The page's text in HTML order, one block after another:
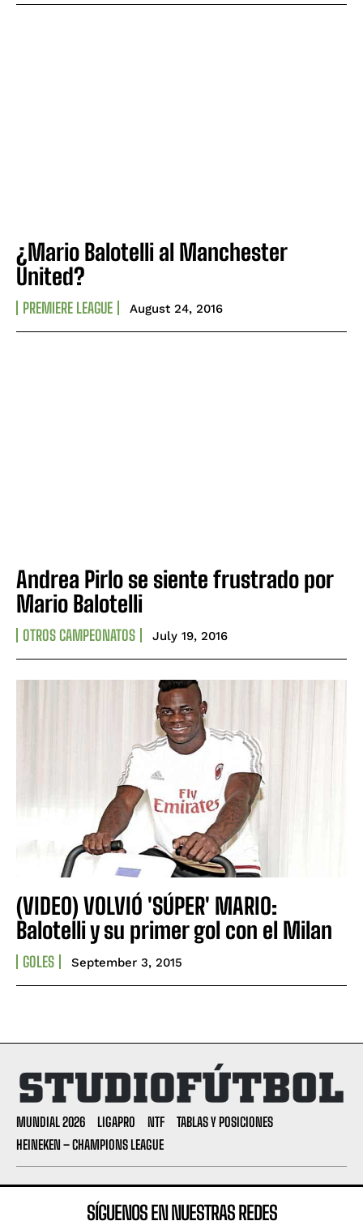
¿Mario Balotelli al Manchester
United?
PREMIERE LEAGUE August 24, 2016
Andrea Pirlo se siente frustrado por
Mario Balotelli
OTROS CAMPEONATOS July 19, 2016
(VIDEO) VOLVIÓ 'SÚPER' MARIO:
Balotelli y su primer gol con el Milan
GOLES September 3, 2015
MUNDIAL 2026 LIGAPRO NTF
TABLAS Y POSICIONES
HEINEKEN – CHAMPIONS LEAGUE
SÍGUENOS EN NUESTRAS REDES